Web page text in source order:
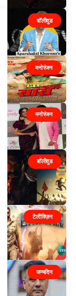
बॉलीवुड
मनोरंजन
मनोरंजन
बॉलीवुड
टेलीविज़न
जन्मदिन